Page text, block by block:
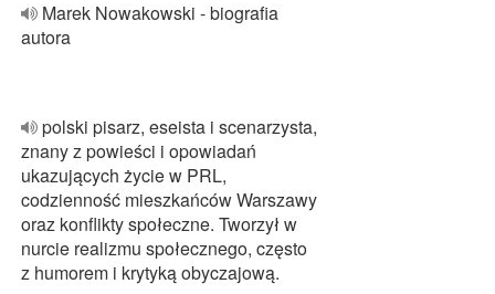
Marek Nowakowski - biografia
autora
polski pisarz, eseista i scenarzysta,
znany z powieści i opowiadań
ukazujących życie w PRL,
codzienność mieszkańców Warszawy
oraz konflikty społeczne. Tworzył w
nurcie realizmu społecznego, często
z humorem i krytyką obyczajową.